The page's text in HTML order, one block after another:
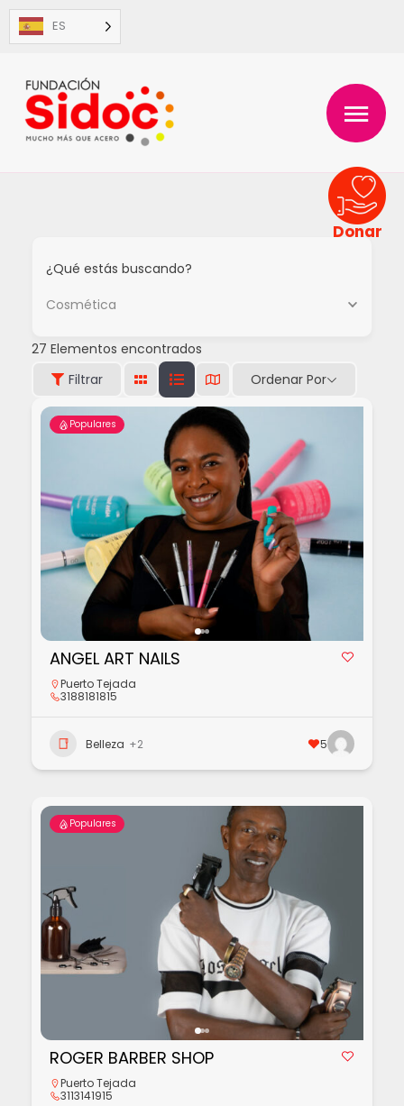
ES
MENÚ
Donar
¿Qué estás buscando?
Cosmética
27 Elementos encontrados
Filtrar
Ordenar Por
Populares
ANGEL ART NAILS
Puerto Tejada
3188181815
Belleza +2 5
Populares
ROGER BARBER SHOP
Puerto Tejada
3113141915